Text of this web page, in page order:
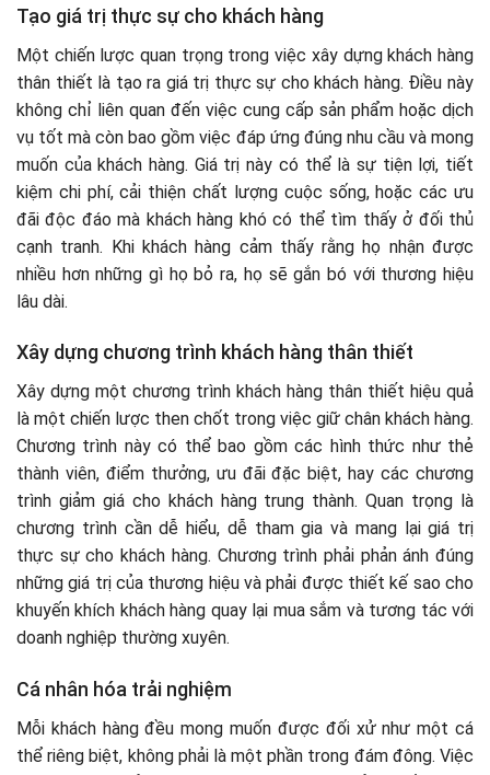
Tạo giá trị thực sự cho khách hàng
Một chiến lược quan trọng trong việc xây dựng khách hàng
thân thiết là tạo ra giá trị thực sự cho khách hàng. Điều này
không chỉ liên quan đến việc cung cấp sản phẩm hoặc dịch
vụ tốt mà còn bao gồm việc đáp ứng đúng nhu cầu và mong
muốn của khách hàng. Giá trị này có thể là sự tiện lợi, tiết
kiệm chi phí, cải thiện chất lượng cuộc sống, hoặc các ưu
đãi độc đáo mà khách hàng khó có thể tìm thấy ở đối thủ
cạnh tranh. Khi khách hàng cảm thấy rằng họ nhận được
nhiều hơn những gì họ bỏ ra, họ sẽ gắn bó với thương hiệu
lâu dài.
Xây dựng chương trình khách hàng thân thiết
Xây dựng một chương trình khách hàng thân thiết hiệu quả
là một chiến lược then chốt trong việc giữ chân khách hàng.
Chương trình này có thể bao gồm các hình thức như thẻ
thành viên, điểm thưởng, ưu đãi đặc biệt, hay các chương
trình giảm giá cho khách hàng trung thành. Quan trọng là
chương trình cần dễ hiểu, dễ tham gia và mang lại giá trị
thực sự cho khách hàng. Chương trình phải phản ánh đúng
những giá trị của thương hiệu và phải được thiết kế sao cho
khuyến khích khách hàng quay lại mua sắm và tương tác với
doanh nghiệp thường xuyên.
Cá nhân hóa trải nghiệm
Mỗi khách hàng đều mong muốn được đối xử như một cá
thể riêng biệt, không phải là một phần trong đám đông. Việc